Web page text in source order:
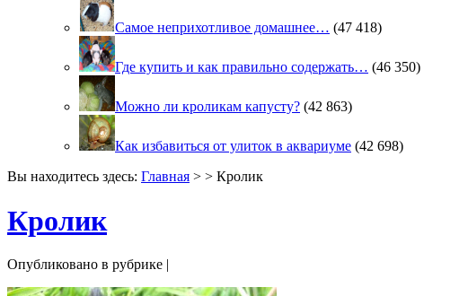
Самое неприхотливое домашнее… (47 418)
Где купить и как правильно содержать… (46 350)
Можно ли кроликам капусту? (42 863)
Как избавиться от улиток в аквариуме (42 698)
Вы находитесь здесь: Главная > > Кролик
Кролик
Опубликовано в рубрике |